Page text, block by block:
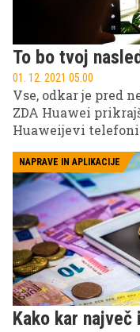
To bo tvoj
01. 12. 2021 05.00
Vse, odkar je pred
ZDA Huawei
Huaweijevi
na Huaweijevi
zanimanja – Honor
še vedno ponuja
za marsikaterega
torej vedno bili
zadnjih nekaj let
si Honor 50
NAPRAVE IN APLIKACIJE
Kako kar